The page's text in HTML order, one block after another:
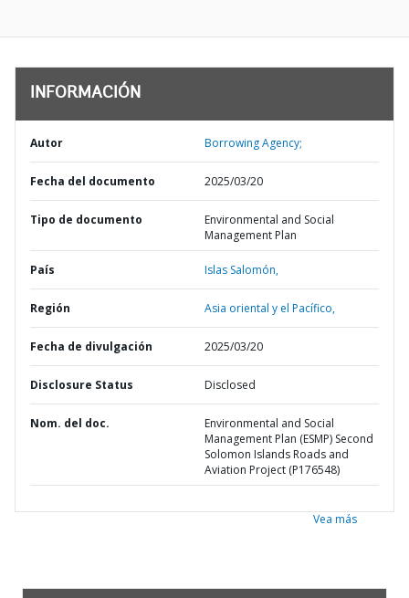
INFORMACIÓN
Autor Borrowing Agency;
Fecha del documento 2025/03/20
Tipo de documento
Environmental and Social
Management Plan
País Islas Salomón,
Región Asia oriental y el Pacífico,
Fecha de divulgación 2025/03/20
Disclosure Status Disclosed
Nom. del doc.
Environmental and Social
Management Plan (ESMP) Second
Solomon Islands Roads and
Aviation Project (P176548)
Vea más